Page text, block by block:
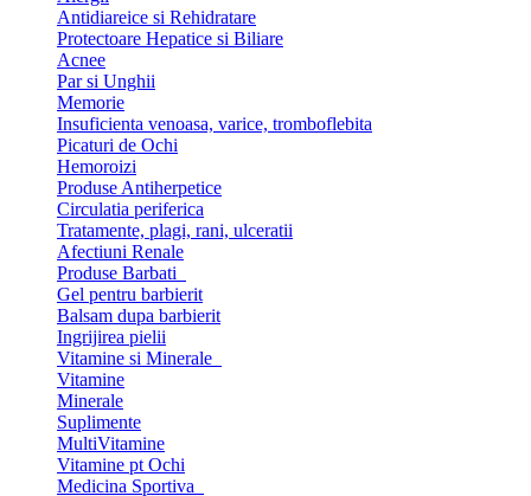
Antidiareice si Rehidratare
Protectoare Hepatice si Biliare
Acnee
Par si Unghii
Memorie
Insuficienta venoasa, varice, tromboflebita
Picaturi de Ochi
Hemoroizi
Produse Antiherpetice
Circulatia periferica
Tratamente, plagi, rani, ulceratii
Afectiuni Renale
Produse Barbati
Gel pentru barbierit
Balsam dupa barbierit
Ingrijirea pielii
Vitamine si Minerale
Vitamine
Minerale
Suplimente
MultiVitamine
Vitamine pt Ochi
Medicina Sportiva